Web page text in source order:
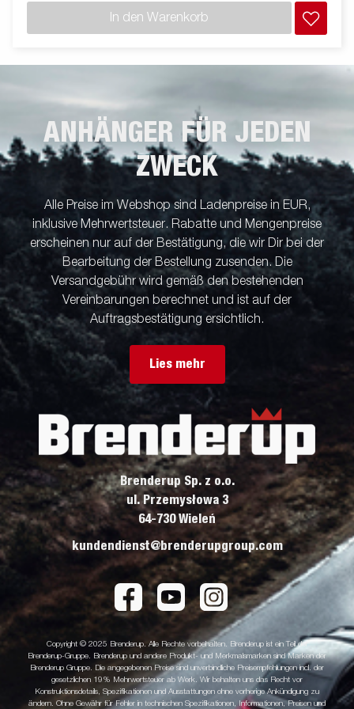
BT5325 für ein reibungsloses und effizientes Entladen. Die
Abbildungen dienen nur zur Veranschaulichung und können
optionale Ausstattung zeigen.
In den Warenkorb
ANHÄNGER FÜR JEDEN
ZWECK
Alle Preise im Webshop sind Ladenpreise in EUR,
inklusive Mehrwertsteuer. Rabatte und Mengenpreise
erscheinen nur auf der Bestätigung, die wir Dir bei der
Bearbeitung der Bestellung zusenden. Die
Versandgebühr wird gemäß den bestehenden
Vereinbarungen berechnet und ist auf der
Auftragsbestätigung ersichtlich.
Lies mehr
Brenderup Sp. z o.o.
ul. Przemysłowa 3
64-730 Wieleń
kundendienst@brenderupgroup.com
Copyright © 2025 Brenderup. Alle Rechte vorbehalten. Brenderup ist ein Teil der
Brenderup-Gruppe. Brenderup und andere Produkt- und Merkmalsmarken sind Marken der
Brenderup Gruppe. Die angegebenen Preise sind unverbindliche Preisempfehlungen incl. der
gesetzlichen 19% Mehrwertsteuer ab Werk. Wir behalten uns das Recht vor
Konstruktionsdetails, Spezifikationen und Ausstattungen ohne vorherige Ankündigung zu
ändern. Ohne Gewähr für Fehler in technischen Spezifikationen, Informationen, Preisen und